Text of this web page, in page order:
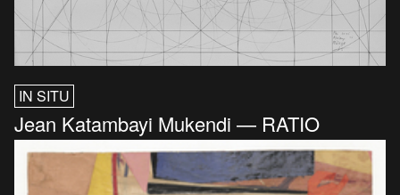
IN SITU
Jean Katambayi Mukendi — RATIO